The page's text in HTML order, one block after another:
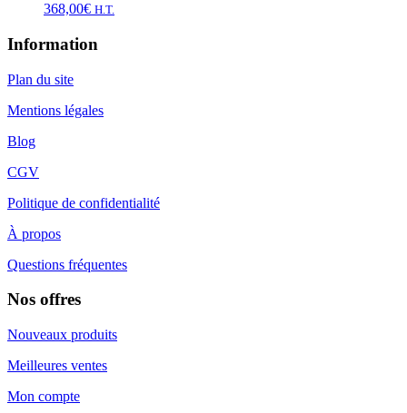
368,00€ H.T.
Information
Plan du site
Mentions légales
Blog
CGV
Politique de confidentialité
À propos
Questions fréquentes
Nos offres
Nouveaux produits
Meilleures ventes
Mon compte